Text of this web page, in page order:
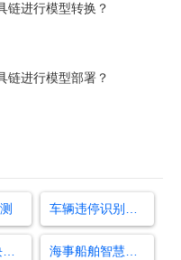
链进行模型转换？
链进行模型部署？
车辆违停识别算法分析
边缘计算模块有哪些 海事船舶智慧监管